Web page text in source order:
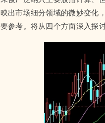
出市场细分领域的微妙变化
参考。将从四个方面深入探